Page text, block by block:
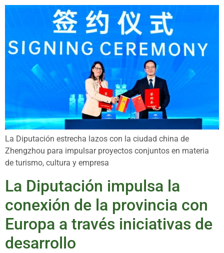
La Diputación estrecha lazos con la ciudad china de
Zhengzhou para impulsar proyectos conjuntos en materia
de turismo, cultura y empresa
La Diputación impulsa la
conexión de la provincia con
Europa a través iniciativas de
desarrollo